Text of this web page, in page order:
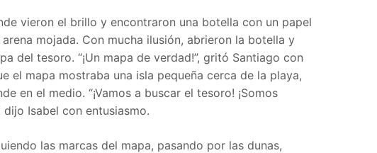
vieron el brillo y encontraron una botella con un papel
mojada. Con mucha ilusión, abrieron la botella y
del tesoro. “¡Un mapa de verdad!”, gritó Santiago con
el mapa mostraba una isla pequeña cerca de la playa,
en el medio. “¡Vamos a buscar el tesoro! ¡Somos
dijo Isabel con entusiasmo.
las marcas del mapa, pasando por las dunas,